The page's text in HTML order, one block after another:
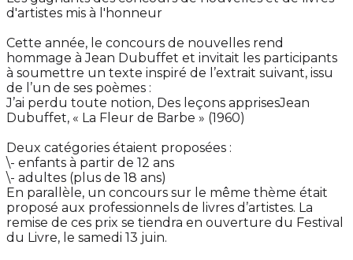
d'artistes mis à l'honneur
Cette année, le concours de nouvelles rend
hommage à Jean Dubuffet et invitait les participants
à soumettre un texte inspiré de l’extrait suivant, issu
de l’un de ses poèmes :
J’ai perdu toute notion, Des leçons apprisesJean
Dubuffet, « La Fleur de Barbe » (1960)
Deux catégories étaient proposées :
\- enfants à partir de 12 ans
\- adultes (plus de 18 ans)
En parallèle, un concours sur le même thème était
proposé aux professionnels de livres d’artistes. La
remise de ces prix se tiendra en ouverture du Festival
du Livre, le samedi 13 juin.